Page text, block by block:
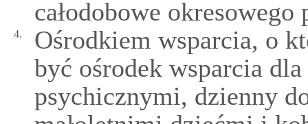
całodobowe okresowego
4.
Ośrodkiem wsparcia, o
być ośrodek wsparcia
psychicznymi, dzienny